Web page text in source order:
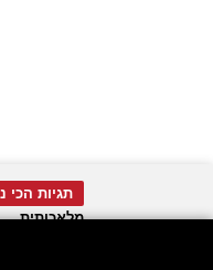
תגיות הכי
מלאכותית